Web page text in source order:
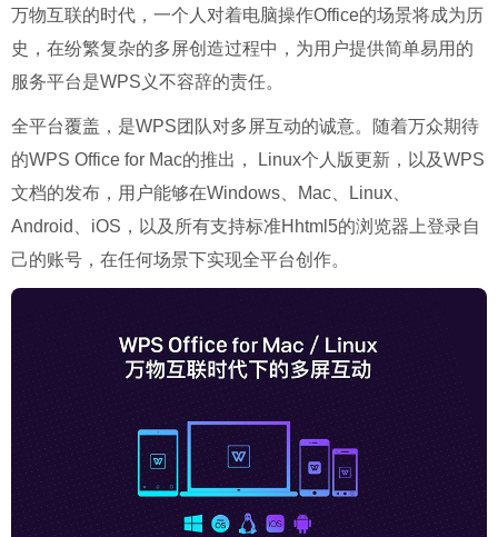
万物互联的时代，一个人对着电脑操作Office的场景将成为历
史，在纷繁复杂的多屏创造过程中，为用户提供简单易用的
服务平台是WPS义不容辞的责任。
全平台覆盖，是WPS团队对多屏互动的诚意。随着万众期待
的WPS Office for Mac的推出， Linux个人版更新，以及WPS
文档的发布，用户能够在Windows、Mac、Linux、
Android、iOS，以及所有支持标准Hhtml5的浏览器上登录自
己的账号，在任何场景下实现全平台创作。